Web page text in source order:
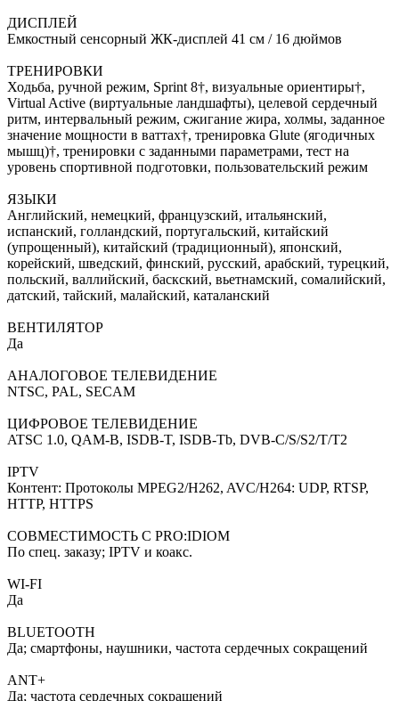
ДИСПЛЕЙ
Емкостный сенсорный ЖК-дисплей 41 см / 16 дюймов
ТРЕНИРОВКИ
Ходьба, ручной режим, Sprint 8†, визуальные ориентиры†,
Virtual Active (виртуальные ландшафты), целевой сердечный
ритм, интервальный режим, сжигание жира, холмы, заданное
значение мощности в ваттах†, тренировка Glute (ягодичных
мышц)†, тренировки с заданными параметрами, тест на
уровень спортивной подготовки, пользовательский режим
ЯЗЫКИ
Английский, немецкий, французский, итальянский,
испанский, голландский, португальский, китайский
(упрощенный), китайский (традиционный), японский,
корейский, шведский, финский, русский, арабский, турецкий,
польский, валлийский, баскский, вьетнамский, сомалийский,
датский, тайский, малайский, каталанский
ВЕНТИЛЯТОР
Да
АНАЛОГОВОЕ ТЕЛЕВИДЕНИЕ
NTSC, PAL, SECAM
ЦИФРОВОЕ ТЕЛЕВИДЕНИЕ
ATSC 1.0, QAM-B, ISDB-T, ISDB-Tb, DVB-C/S/S2/T/T2
IPTV
Контент: Протоколы MPEG2/H262, AVC/H264: UDP, RTSP,
HTTP, HTTPS
СОВМЕСТИМОСТЬ С PRO:IDIOM
По спец. заказу; IPTV и коакс.
WI-FI
Да
BLUETOOTH
Да; смартфоны, наушники, частота сердечных сокращений
ANT+
Да; частота сердечных сокращений